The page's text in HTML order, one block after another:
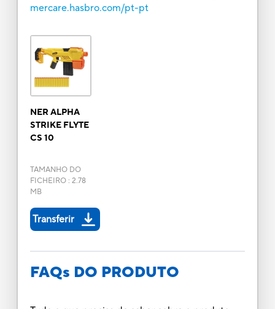
mercare.hasbro.com/pt-pt
NER ALPHA
STRIKE FLYTE
CS 10
TAMANHO DO
FICHEIRO: 2.78
MB
Transferir
FAQs DO PRODUTO